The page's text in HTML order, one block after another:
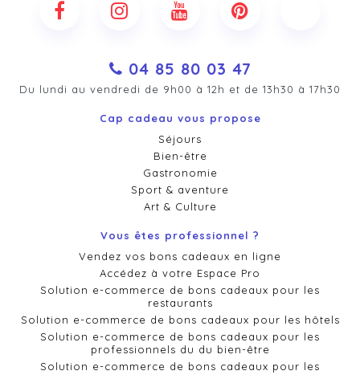
04 85 80 03 47
Du lundi au vendredi de 9h00 à 12h et de 13h30 à 17h30
Cap cadeau vous propose
Séjours
Bien-être
Gastronomie
Sport & aventure
Art & Culture
Vous êtes professionnel ?
Vendez vos bons cadeaux en ligne
Accédez à votre Espace Pro
Solution e-commerce de bons cadeaux pour les
restaurants
Solution e-commerce de bons cadeaux pour les hôtels
Solution e-commerce de bons cadeaux pour les
professionnels du du bien-être
Solution e-commerce de bons cadeaux pour les